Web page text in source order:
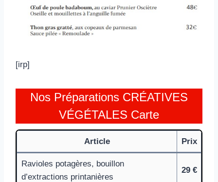
[irp]
Nos Préparations CRÉATIVES
VÉGÉTALES Carte
Article Prix
Ravioles potagères, bouillon
d’extractions printanières
29 €